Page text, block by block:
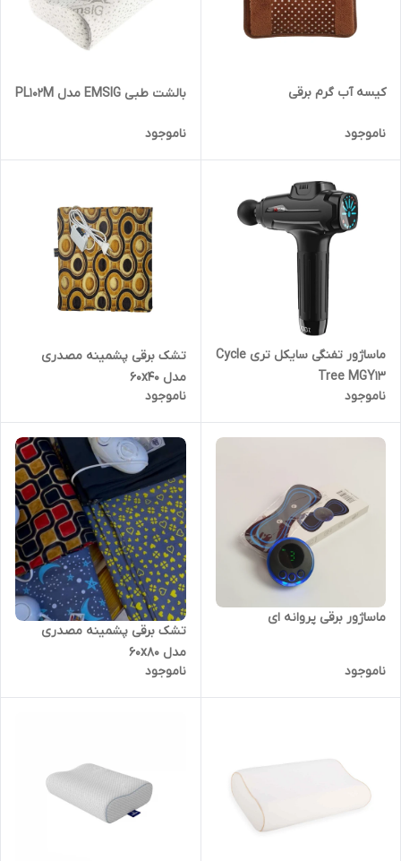
کیسه آب گرم برقی
ناموجود
بالشت طبی EMSIG مدل PL102M
ناموجود
ماساژور تفنگی سایکل تری Cycle
Tree MGY13
ناموجود
تشک برقی پشمینه مصدری
مدل 60x40
ناموجود
ماساژور برقی پروانه ای
ناموجود
تشک برقی پشمینه مصدری
مدل 60x80
ناموجود